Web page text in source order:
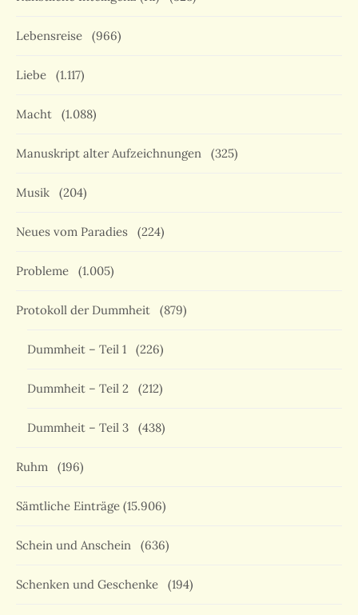
Lebensreise (966)
Liebe (1.117)
Macht (1.088)
Manuskript alter Aufzeichnungen (325)
Musik (204)
Neues vom Paradies (224)
Probleme (1.005)
Protokoll der Dummheit (879)
Dummheit – Teil 1 (226)
Dummheit – Teil 2 (212)
Dummheit – Teil 3 (438)
Ruhm (196)
Sämtliche Einträge (15.906)
Schein und Anschein (636)
Schenken und Geschenke (194)